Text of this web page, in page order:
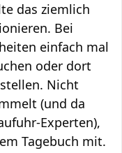
das ziemlich
Bei
einfach mal
oder dort
Nicht
(und da
Experten),
Tagebuch mit.